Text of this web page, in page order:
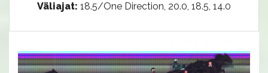
Väliajat: 18.5/One Direction, 20.0, 18.5, 14.0